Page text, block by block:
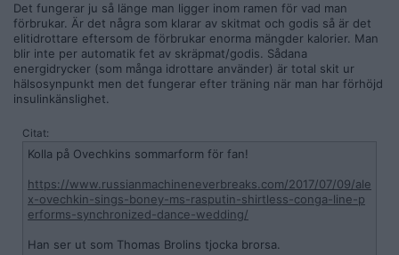
Det fungerar ju så länge man ligger inom ramen för vad man
förbrukar. Är det några som klarar av skitmat och godis så är det
elitidrottare eftersom de förbrukar enorma mängder kalorier. Man
blir inte per automatik fet av skräpmat/godis. Sådana
energidrycker (som många idrottare använder) är total skit ur
hälsosynpunkt men det fungerar efter träning när man har förhöjd
insulinkänslighet.
Citat:
Kolla på Ovechkins sommarform för fan!
https://www.russianmachineneverbreaks.com/2017/07/09/ale
x-ovechkin-sings-boney-ms-rasputin-shirtless-conga-line-p
erforms-synchronized-dance-wedding/
Han ser ut som Thomas Brolins tjocka brorsa.